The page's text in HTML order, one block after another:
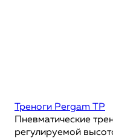
Треноги Pergam TP
Пневматические
регулируемой